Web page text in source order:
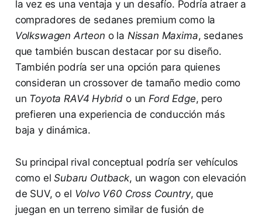
la vez es una ventaja y un desafío. Podría atraer a
compradores de sedanes premium como la
Volkswagen Arteon o la Nissan Maxima, sedanes
que también buscan destacar por su diseño.
También podría ser una opción para quienes
consideran un crossover de tamaño medio como
un Toyota RAV4 Hybrid o un Ford Edge, pero
prefieren una experiencia de conducción más
baja y dinámica.
Su principal rival conceptual podría ser vehículos
como elSubaru Outback, un wagon con elevación
de SUV, o el Volvo V60 Cross Country, que
juegan en un terreno similar de fusión de